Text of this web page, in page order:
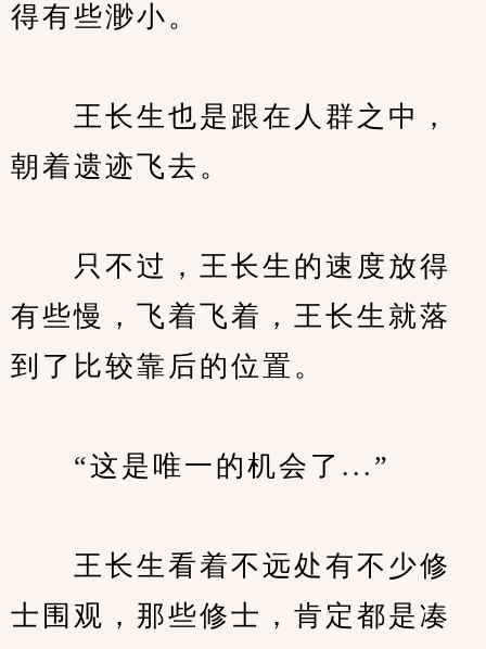
得有些渺小。
王长生也是跟在人群之中，
朝着遗迹飞去。
只不过，王长生的速度放得
有些慢，飞着飞着，王长生就落
到了比较靠后的位置。
“这是唯一的机会了...”
王长生看着不远处有不少修
士围观，那些修士，肯定都是凑